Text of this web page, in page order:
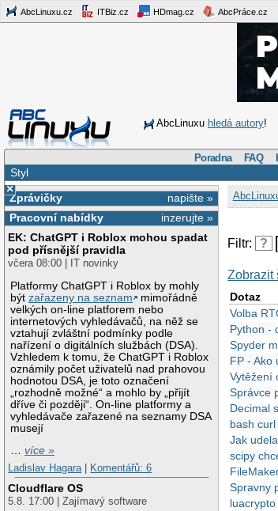
AbcLinuxu.cz ITBiz.cz HDmag.cz AbcPráce.cz
AbcLinuxu hledá autory!
Poradna FAQ
Styl
×
napište »
Zprávičky
inzerujte »
Pracovní nabídky
EK: ChatGPT i Roblox mohou spadat
pod přísnější pravidla
včera 08:00 | IT novinky
Platformy ChatGPT i Roblox by mohly
býtzařazeny na seznam
mimořádně
velkých on-line platforem nebo
internetových vyhledávačů, na něž se
vztahují zvláštní podmínky podle
nařízení o digitálních službách (DSA).
Vzhledem k tomu, že ChatGPT i Roblox
oznámily počet uživatelů nad prahovou
hodnotou DSA, je toto označení
„rozhodně možné“ a mohlo by „přijít
dříve či později“. On-line platformy a
vyhledávače zařazené na seznamy DSA
musejí
…více »
Ladislav Hagara
Komentářů: 6
Cloudflare OS
5.8. 17:00 | Zajímavý software
Filtr: ?
Zobrazit
Dotaz
Volba
Python -
Spyder
FP - Ako
Vytěžení
Správce
Decimal
bash
Jak
scipy
Spravny
luacrypto